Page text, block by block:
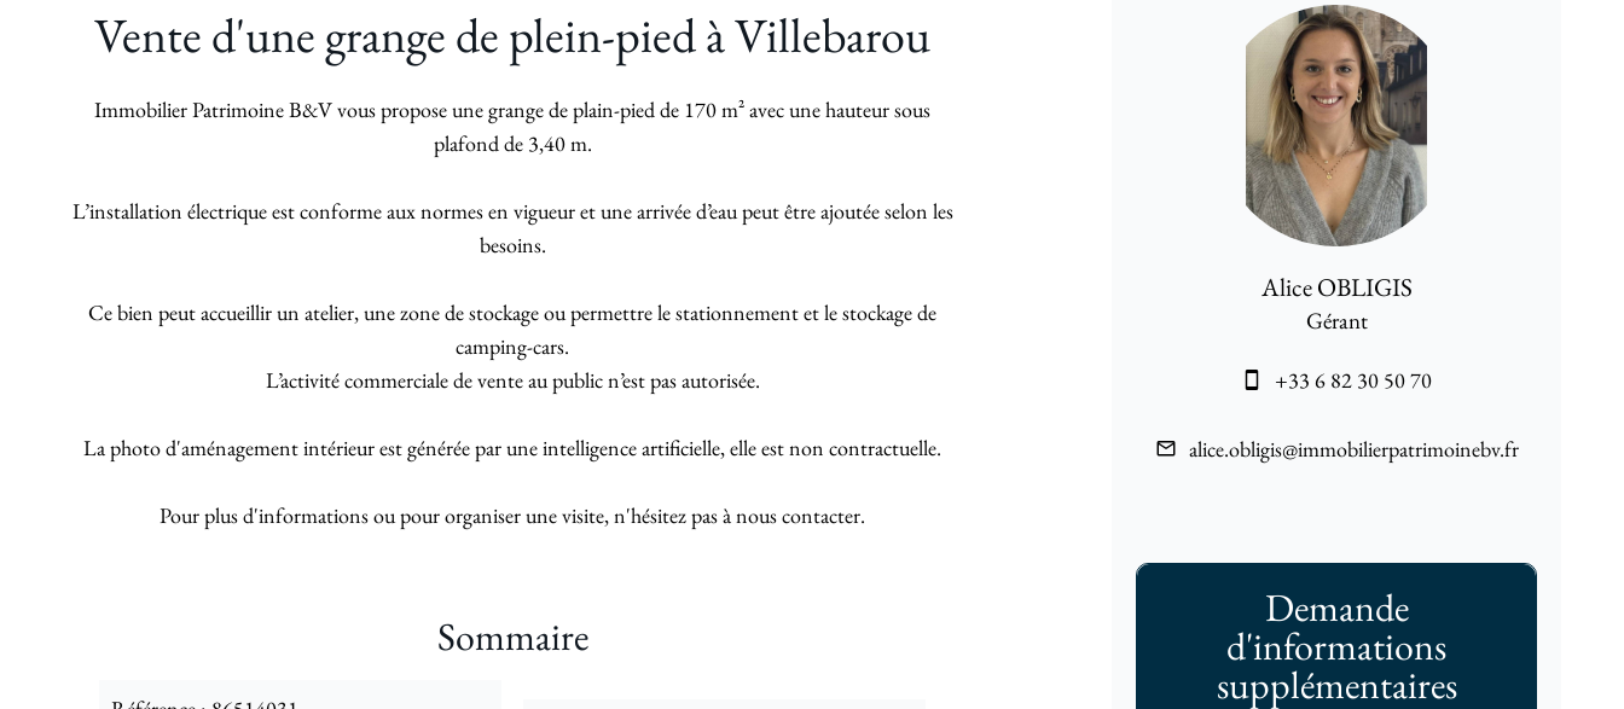
Vente d'une grange de plein-pied à Villebarou
Immobilier Patrimoine B&V vous propose une grange de plain-pied de 170 m² avec une hauteur sous
plafond de 3,40 m.
L’installation électrique est conforme aux normes en vigueur et une arrivée d’eau peut être ajoutée selon les
besoins.
Ce bien peut accueillir un atelier, une zone de stockage ou permettre le stationnement et le stockage de
camping-cars.
L’activité commerciale de vente au public n’est pas autorisée.
La photo d'aménagement intérieur est générée par une intelligence artificielle, elle est non contractuelle.
Pour plus d'informations ou pour organiser une visite, n'hésitez pas à nous contacter.
Sommaire
Alice OBLIGIS
Gérant
+33 6 82 30 50 70
alice.obligis@immobilierpatrimoinebv.fr
Demande
d'informations
supplémentaires